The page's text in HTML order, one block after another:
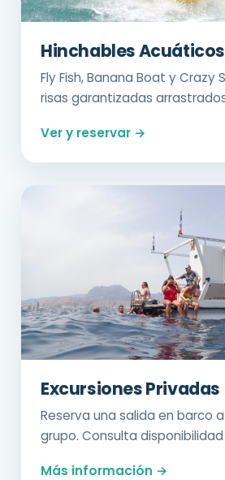
Hinchables Acuáticos
Fly Fish, Banana Boat y Crazy
risas garantizadas
Ver y reservar →
Excursiones Privadas
Reserva una salida en barco
grupo. Consulta
Más información →